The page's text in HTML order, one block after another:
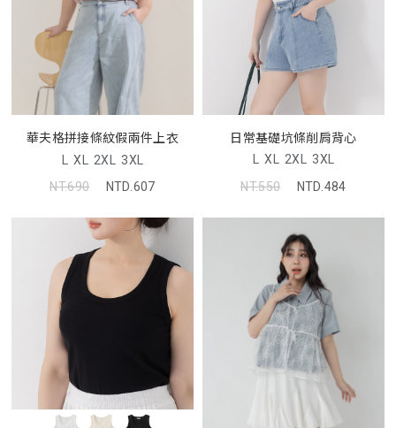
華夫格拼接條紋假兩件上衣
L XL 2XL 3XL
NT.690
NTD.607
日常基礎坑條削肩背心
L XL 2XL 3XL
NT.550
NTD.484